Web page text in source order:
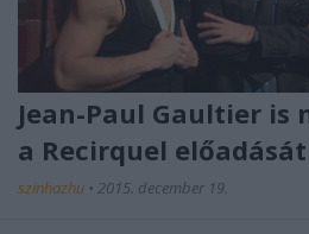
Jean-Paul Gaultier
a Recirquel
szinhazhu • 2015. december 19.